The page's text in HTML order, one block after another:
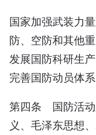
国家加强武装力
防、空防和其他
发展国防科研生
完善国防动员体
第四条 国防活动
义、毛泽东思想